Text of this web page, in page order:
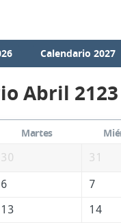
Calendario 2027
Abril
Martes
30 31
6 7
13 14